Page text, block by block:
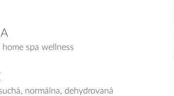
home spa wellness
normálna, dehydrovaná